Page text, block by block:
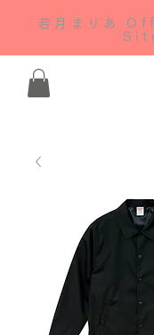
若月まりあ